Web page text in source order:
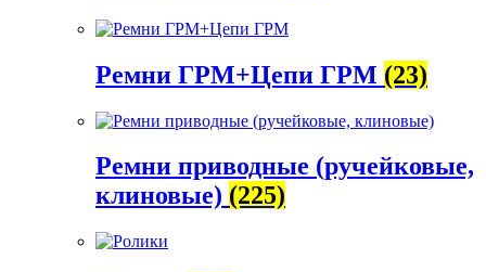
Ремни ГРМ+Цепи ГРМ (23)
Ремни приводные (ручейковые,
клиновые) (225)